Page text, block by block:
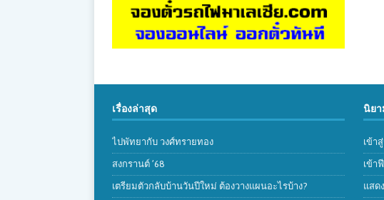
เรื่องล่าสุด
ไปพัทยากับ วงศ์ทรายทอง
สงกรานต์ ’68
เตรียมตัวกลับบ้านวันปีใหม่ ต้องวางแผนอะไรบ้าง?
นิยา
เข้า
เข้า
แสด